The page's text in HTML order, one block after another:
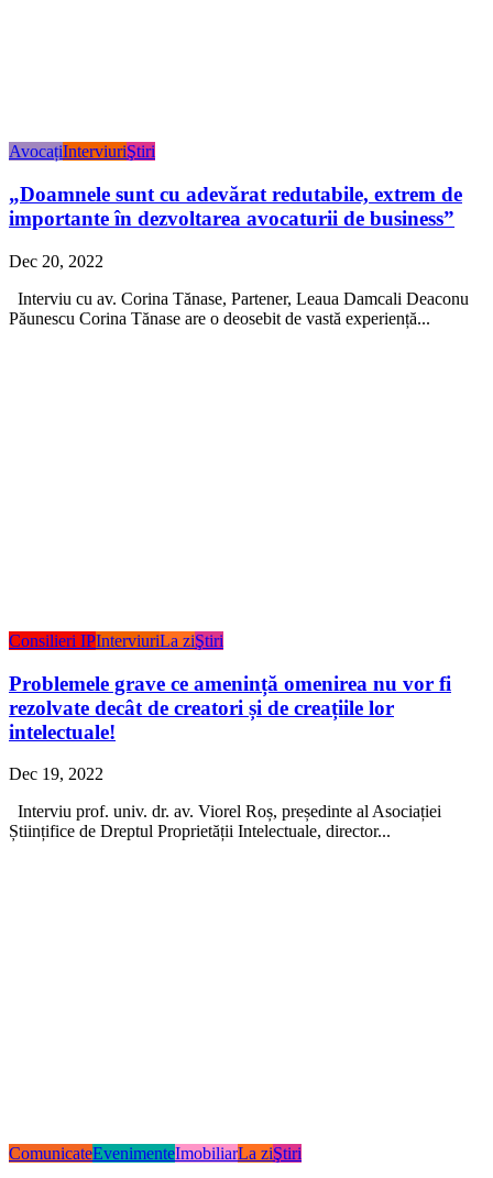
AvocațiInterviuriŞtiri
„Doamnele sunt cu adevărat redutabile, extrem de
importante în dezvoltarea avocaturii de business”
Dec 20, 2022
Interviu cu av. Corina Tănase, Partener, Leaua Damcali Deaconu
Păunescu Corina Tănase are o deosebit de vastă experiență...
Consilieri IPInterviuriLa ziŞtiri
Problemele grave ce amenință omenirea nu vor fi
rezolvate decât de creatori și de creațiile lor
intelectuale!
Dec 19, 2022
Interviu prof. univ. dr. av. Viorel Roș, președinte al Asociației
Științifice de Dreptul Proprietății Intelectuale, director...
ComunicateEvenimenteImobiliarLa ziŞtiri